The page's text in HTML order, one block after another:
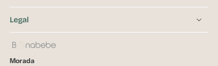
Legal
Morada